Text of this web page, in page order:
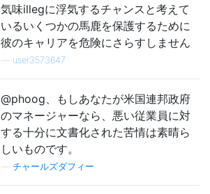
気味illegに浮気するチャンスと考えて
いるいくつかの馬鹿を保護するために
彼のキャリアを危険にさらすしません
user3573647
@phoog、もしあなたが米国連邦政府
のマネージャーなら、悪い従業員に対
する十分に文書化された苦情は素晴ら
しいものです。
チャールズダフィー